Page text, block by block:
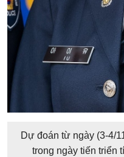
Dự đoán từ ngày (3-4/
trong ngày tiến triển